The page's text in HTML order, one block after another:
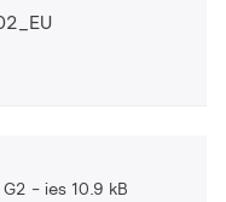
ies 10.9 kB